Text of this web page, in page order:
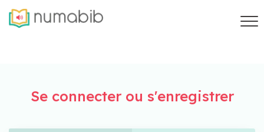
Se connecter ou s'enregistrer